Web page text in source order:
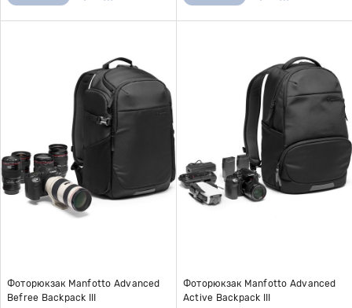
Фоторюкзак Manfotto Advanced
Befree Backpack III
Фоторюкзак Manfotto Advanced
Active Backpack III